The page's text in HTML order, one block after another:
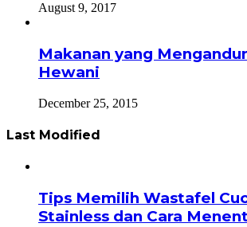
August 9, 2017
Makanan yang
Hewani
December 25, 2015
Last Modified
Tips Memilih Wastafel
Stainless dan Cara